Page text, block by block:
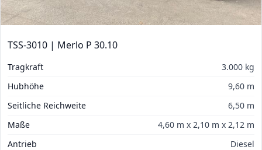
TSS-3010 | Merlo P 30.10
Tragkraft
3.000 kg
Hubhöhe
9,60 m
Seitliche Reichweite
6,50 m
Maße
4,60 m x 2,10 m x 2,12 m
Antrieb
Diesel